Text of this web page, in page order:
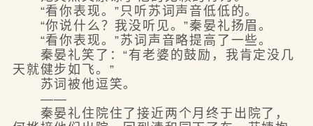
“看你表现。”只听苏词声音低低的。
“你说什么？我没听见。”秦晏礼扬眉。
“看你表现。”苏词声音略提高了一些。
秦晏礼笑了：“有老婆的鼓励，我肯定没几
天就健步如飞。”
苏词被他逗笑。
——
秦晏礼住院住了接近两个月终于出院了，